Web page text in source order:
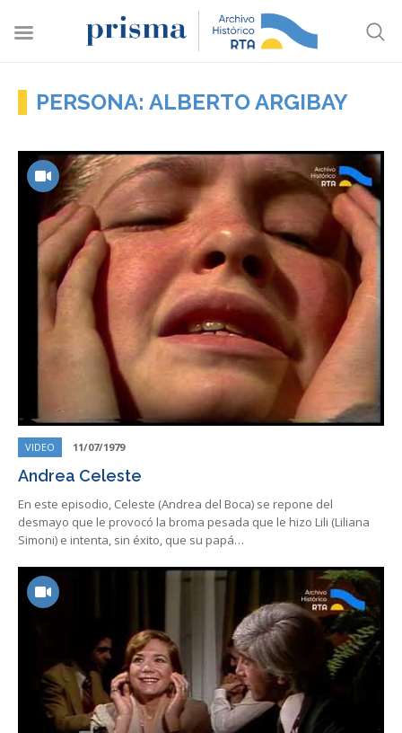
PERSONA: ALBERTO ARGIBAY
VIDEO 11/07/1979
Andrea Celeste
En este episodio, Celeste (Andrea del Boca) se repone del
desmayo que le provocó la broma pesada que le hizo Lili (Liliana
Simoni) e intenta, sin éxito, que su papá…